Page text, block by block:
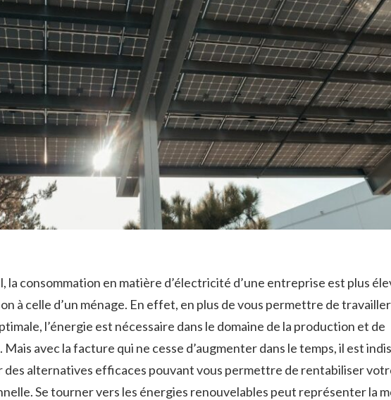
la consommation en matière d’électricité d’une entreprise est plus
à celle d’un ménage. En effet, en plus de vous permettre de
l’énergie est nécessaire dans le domaine de la production et de
Mais avec la facture qui ne cesse d’augmenter dans le temps, il est
des alternatives efficaces pouvant vous permettre de rentabiliser
Se tourner vers les énergies renouvelables peut représenter la